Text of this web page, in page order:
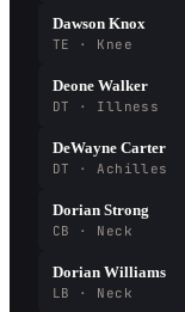
Dawson Knox
TE · Knee
Deone Walker
DT · Illness
DeWayne Carter
DT · Achilles
Dorian Strong
CB · Neck
Dorian Williams
LB · Neck